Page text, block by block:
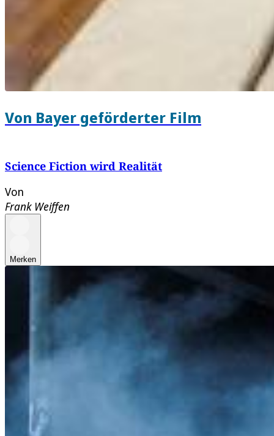
Von Bayer geförderter Film
Science Fiction wird Realität
Von
Frank Weiffen
Merken